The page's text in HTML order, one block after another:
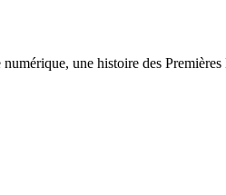
une histoire des